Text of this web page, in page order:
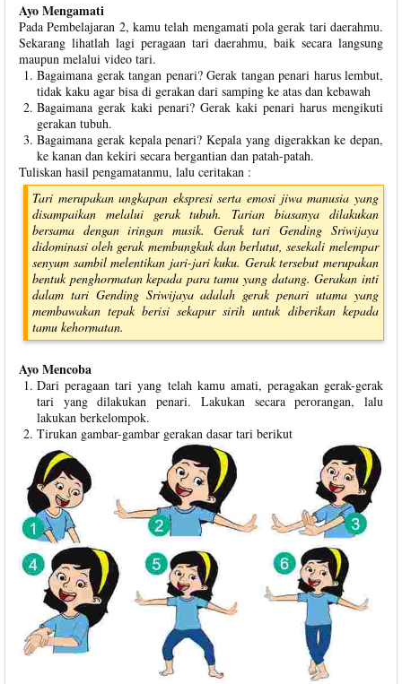
Ayo Mengamati
Pada Pembelajaran 2, kamu telah mengamati pola gerak tari daerahmu.
Sekarang lihatlah lagi peragaan tari daerahmu, baik secara langsung
maupun melalui video tari.
Bagaimana gerak tangan penari? Gerak tangan penari harus lembut,
tidak kaku agar bisa di gerakan dari samping ke atas dan kebawah
Bagaimana gerak kaki penari? Gerak kaki penari harus mengikuti
gerakan tubuh.
Bagaimana gerak kepala penari? Kepala yang digerakkan ke depan,
ke kanan dan kekiri secara bergantian dan patah-patah.
Tuliskan hasil pengamatanmu, lalu ceritakan :
Tari merupakan ungkapan ekspresi serta emosi jiwa manusia yang
disampaikan melalui gerak tubuh. Tarian biasanya dilakukan
bersama dengan iringan musik. Gerak tari Gending Sriwijaya
didominasi oleh gerak membungkuk dan berlutut, sesekali melempar
senyum sambil melentikan jari-jari kuku. Gerak tersebut merupakan
bentuk penghormatan kepada para tamu yang datang. Gerakan inti
dalam tari Gending Sriwijaya adalah gerak penari utama yang
membawakan tepak berisi sekapur sirih untuk diberikan kepada
tamu kehormatan.
Ayo Mencoba
Dari peragaan tari yang telah kamu amati, peragakan gerak-gerak
tari yang dilakukan penari. Lakukan secara perorangan, lalu
lakukan berkelompok.
Tirukan gambar-gambar gerakan dasar tari berikut